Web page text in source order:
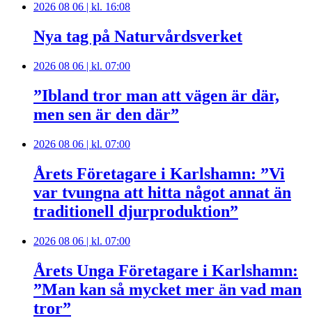
2026 08 06 | kl. 16:08
Nya tag på Naturvårdsverket
2026 08 06 | kl. 07:00
”Ibland tror man att vägen är där,
men sen är den där”
2026 08 06 | kl. 07:00
Årets Företagare i Karlshamn: ”Vi
var tvungna att hitta något annat än
traditionell djurproduktion”
2026 08 06 | kl. 07:00
Årets Unga Företagare i Karlshamn:
”Man kan så mycket mer än vad man
tror”